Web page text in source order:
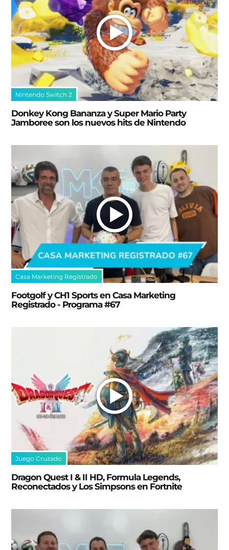
Nintendo Switch 2
Donkey Kong Bananza y Super Mario Party
Jamboree son los nuevos hits de Nintendo
Casa Marketing Registrado
Footgolf y CH1 Sports en Casa Marketing
Registrado - Programa #67
Juego Cruzado
Dragon Quest I & II HD, Formula Legends,
Reconectados y Los Simpsons en Fortnite